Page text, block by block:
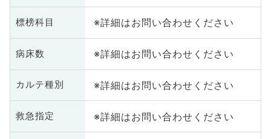
標榜科目 ※詳細はお問い合わせください
病床数 ※詳細はお問い合わせください
カルテ種別 ※詳細はお問い合わせください
救急指定 ※詳細はお問い合わせください